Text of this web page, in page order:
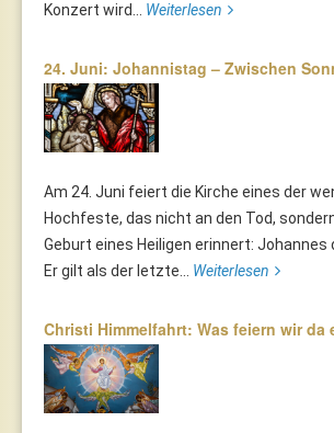
Konzert wird... Weiterlesen
24. Juni: Johannistag – Zwischen
Am 24. Juni feiert die Kirche eines der
Hochfeste, das nicht an den Tod,
Geburt eines Heiligen erinnert: Johannes
Er gilt als der letzte... Weiterlesen
Christi Himmelfahrt: Was feiern wir da